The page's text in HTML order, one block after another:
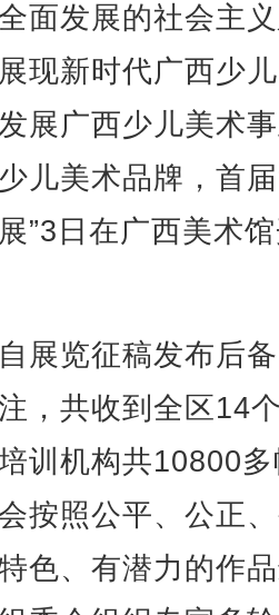
面发展的社会主
现新时代广西少
展广西少儿美术
儿美术品牌，首
”3日在广西美术
览征稿发布后
，共收到全区14
训机构共10800
按照公平、公正
色、有潜力的作